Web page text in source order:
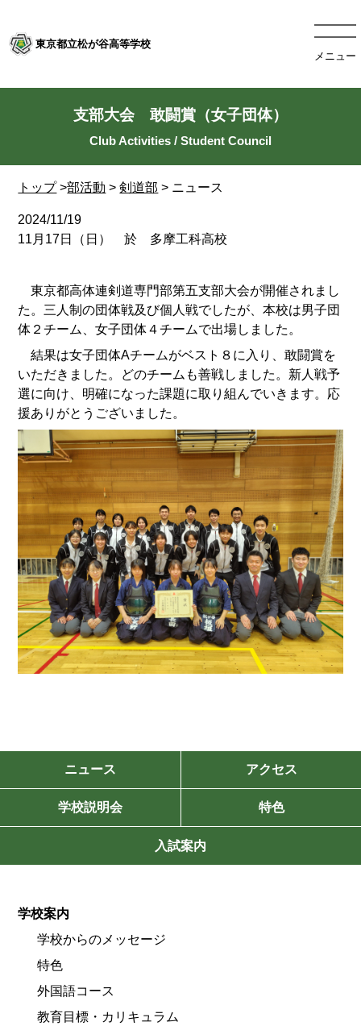
東京都立松が谷高等学校
メニュー
トップ>部活動 >剣道部 > ニュース
支部大会 敢闘賞（女子団体）
2024/11/19
11月17日（日） 於 多摩工科高校
東京都高体連剣道専門部第五支部大会が開催されまし
た。三人制の団体戦及び個人戦でしたが、本校は男子団
体２チーム、女子団体４チームで出場しました。
結果は女子団体Aチームがベスト８に入り、敢闘賞を
いただきました。どのチームも善戦しました。新人戦予
選に向け、明確になった課題に取り組んでいきます。応
援ありがとうございました。
ニュース アクセス
学校説明会 特色
入試案内
学校案内
学校からのメッセージ
特色
外国語コース
教育目標・カリキュラム